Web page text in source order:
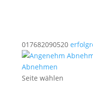
017682090520
Abnehmen
Seite wählen